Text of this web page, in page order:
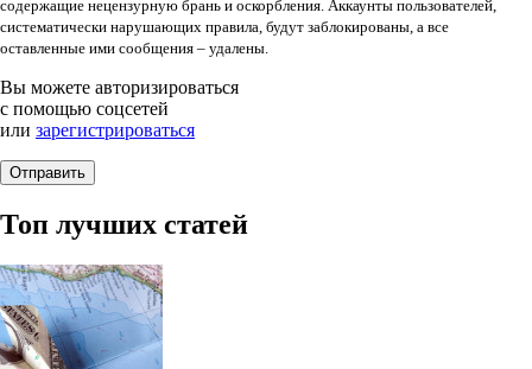
содержащие нецензурную брань и оскорбления. Аккаунты пользователей,
систематически нарушающих правила, будут заблокированы, а все
оставленные ими сообщения – удалены.
Вы можете авторизироваться
с помощью соцсетей
или зарегистрироваться
Топ лучших статей